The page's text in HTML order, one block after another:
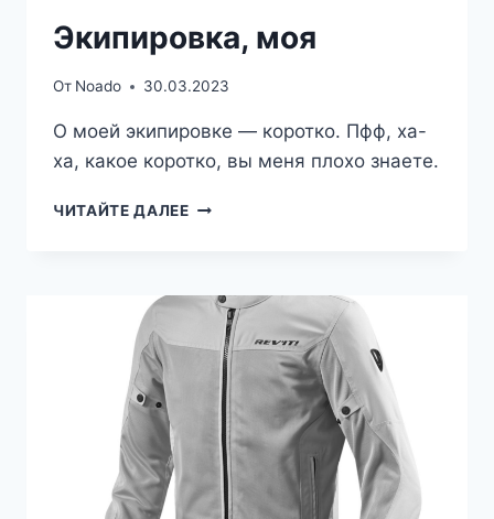
Экипировка, моя
От Noado 30.03.2023
О моей экипировке — коротко. Пфф, ха-
ха, какое коротко, вы меня плохо знаете.
ЧИТАЙТЕ ДАЛЕЕЭКИПИРОВКА,